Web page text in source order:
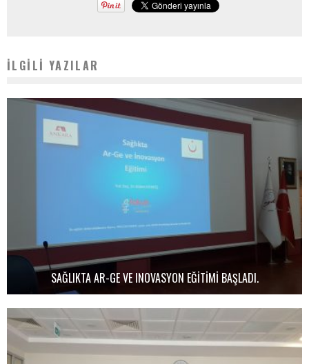
İLGILI YAZILAR
SAĞLIKTA AR-GE VE INOVASYON EĞITIMI BAŞLADI.